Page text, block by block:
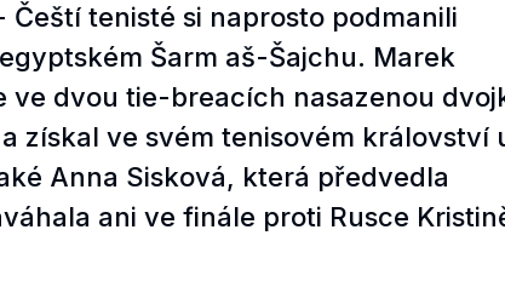
Čeští tenisté si naprosto podmanili
Šarm aš-Šajchu. Marek
ve dvou tie-breacích nasazenou
získal ve svém tenisovém království
Anna Sisková, která předvedla
ani ve finále proti Rusce